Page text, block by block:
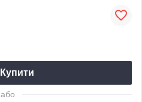
Купити
або